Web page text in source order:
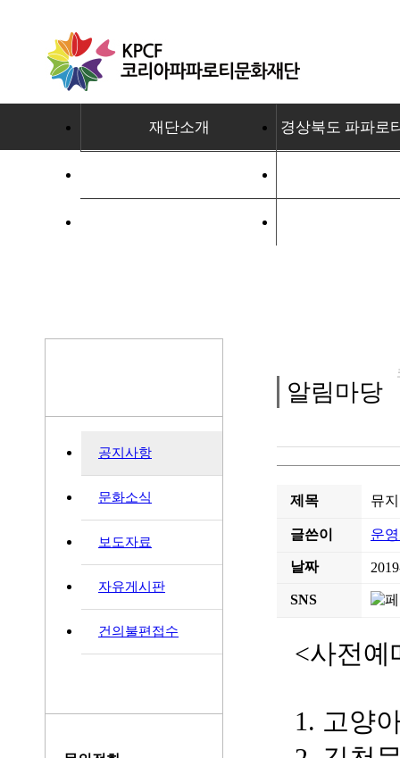
재단소개 경상북도 파파로
공지사항
문화소식
보도자료
자유게시판
건의불편접수
알림마당
제목 뮤
글쓴이 운
날짜
SNS
<사전예
1. 고양